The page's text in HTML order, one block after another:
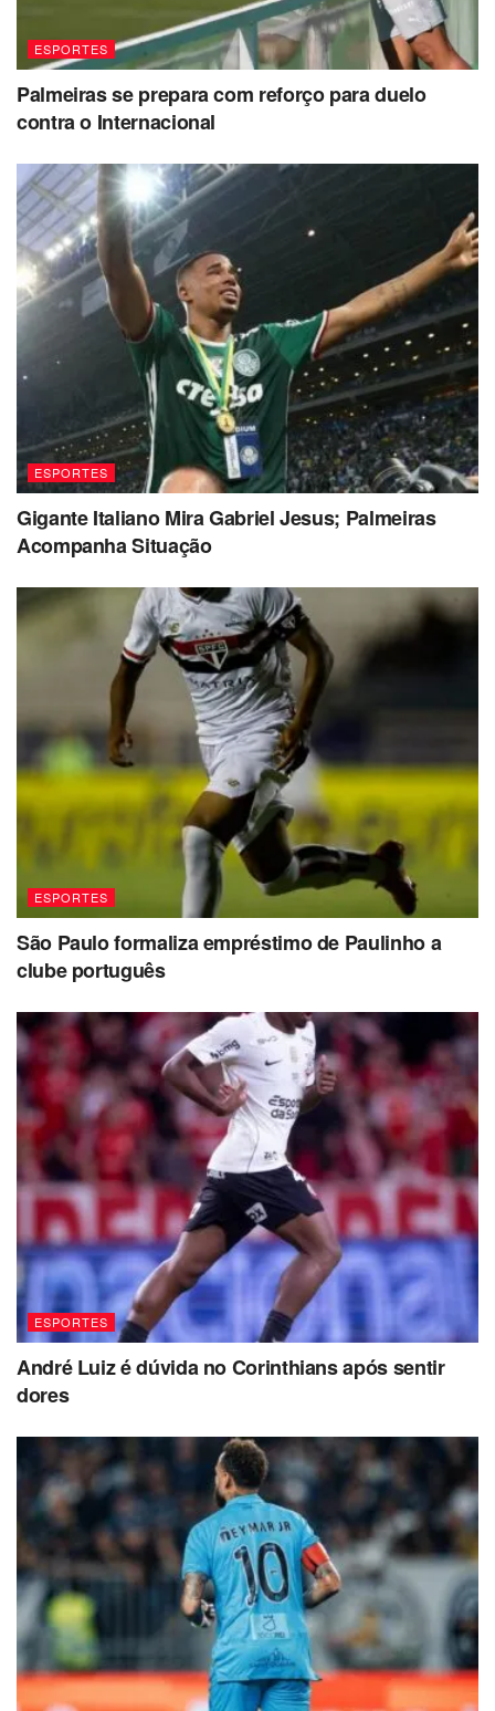
ESPORTES
Palmeiras se prepara com reforço para duelo
contra o Internacional
ESPORTES
Gigante Italiano Mira Gabriel Jesus; Palmeiras
Acompanha Situação
ESPORTES
São Paulo formaliza empréstimo de Paulinho a
clube português
ESPORTES
André Luiz é dúvida no Corinthians após sentir
dores